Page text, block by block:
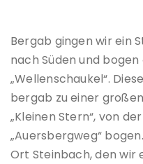
Bergab gingen wir ein
nach Süden und
„Wellenschaukel“.
bergab zu einer
„Kleinen Stern“, von
„Auersbergweg“
Ort Steinbach, den wir